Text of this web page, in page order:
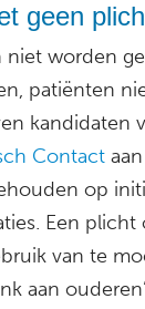
geen
niet worden
patiënten
kandidaten
Contact
op
Een plicht
van te
aan